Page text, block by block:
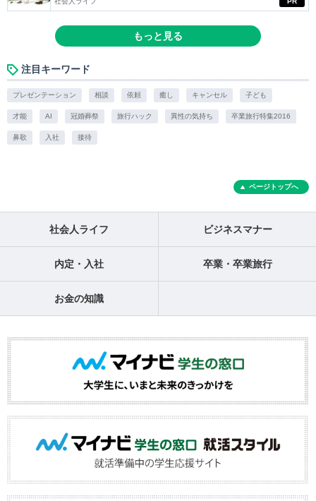
もっと見る
注目キーワード
プレゼンテーション 相談 依頼 癒し キャンセル 子ども
才能 AI 冠婚葬祭 旅行ハック 異性の気持ち 卒業旅行特集2016
鼻歌 入社 接待
ページトップへ
社会人ライフ ビジネスマナー
内定・入社 卒業・卒業旅行
お金の知識